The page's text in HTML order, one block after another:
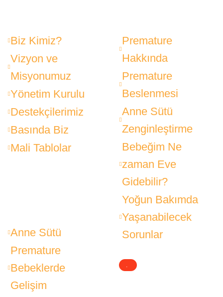
Biz Kimiz?
Vizyon ve
Misyonumuz
Yönetim Kurulu
Destekçilerimiz
Basında Biz
Mali Tablolar
Anne Sütü
Premature
Bebeklerde
Gelişim
Premature
Hakkında
Premature
Beslenmesi
Anne Sütü
Zenginleştirme
Bebeğim Ne
zaman Eve
Gidebilir?
Yoğun Bakımda
Yaşanabilecek
Sorunlar
.